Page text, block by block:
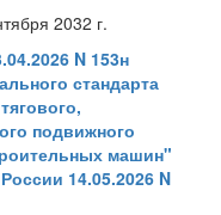
2032 г.
N 153н
стандарта
подвижного
машин"
14.05.2026 N